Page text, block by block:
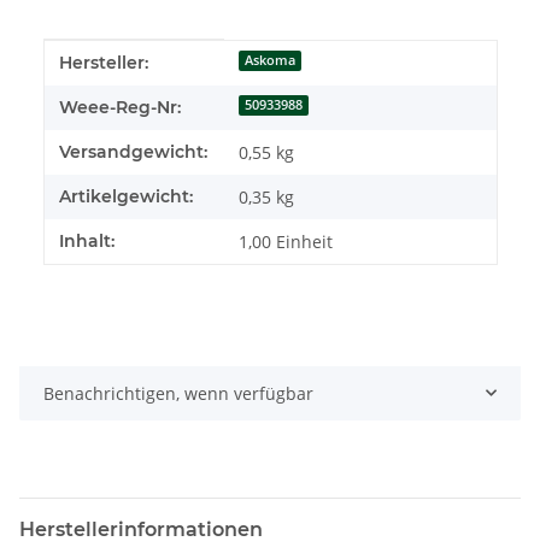
Produkteigenschaft
Wert
Hersteller: Askoma
Weee-Reg-Nr: 50933988
Versandgewicht: 0,55 kg
Artikelgewicht: 0,35 kg
Inhalt: 1,00 Einheit
Benachrichtigen, wenn verfügbar
Herstellerinformationen